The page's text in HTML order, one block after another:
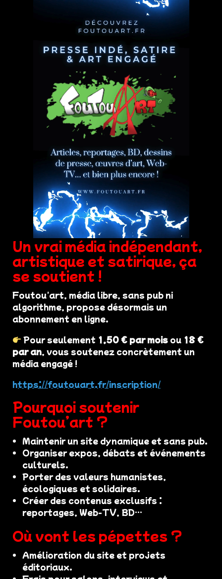
Un vrai média indépendant,
artistique et satirique, ça
se soutient !
Foutou'art, média libre, sans pub ni
algorithme, propose désormais un
abonnement en ligne.
Pour seulement 1,50 € par mois ou 18 €
par an, vous soutenez concrètement un
média engagé !
https://foutouart.fr/inscription/
Pourquoi soutenir
Foutou’art ?
Maintenir un site dynamique et sans pub.
Organiser expos, débats et événements
culturels.
Porter des valeurs humanistes,
écologiques et solidaires.
Créer des contenus exclusifs :
reportages, Web-TV, BD…
Où vont les pépettes ?
Amélioration du site et projets
éditoriaux.